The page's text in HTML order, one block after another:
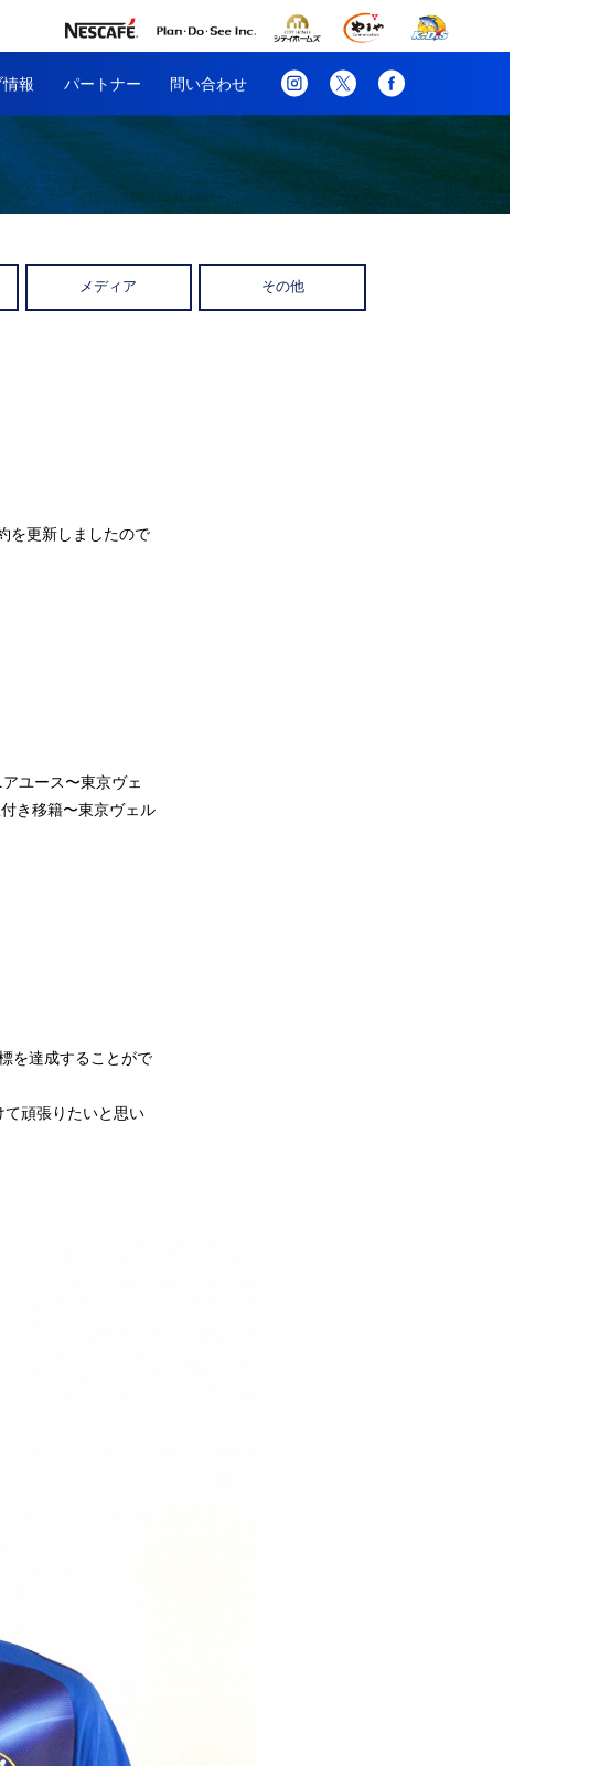
報 パートナー 問い合わせ
メディア その他
を更新しましたので
ユース〜東京ヴェ
き移籍〜東京ヴェル
を達成することがで
頑張りたいと思い